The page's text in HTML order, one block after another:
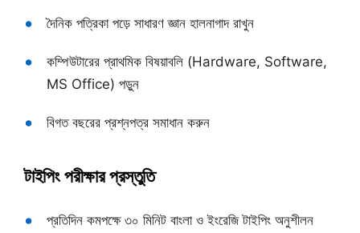
দৈনিক পত্রিকা পড়ে সাধারণ জ্ঞান হালনাগাদ রাখুন
কম্পিউটারের প্রাথমিক বিষয়াবলি (Hardware, Software,
MS Office) পড়ুন
বিগত বছরের প্রশ্নপত্র সমাধান করুন
টাইপিং পরীক্ষার প্রস্তুতি
প্রতিদিন কমপক্ষে ৩০ মিনিট বাংলা ও ইংরেজি টাইপিং অনুশীলন